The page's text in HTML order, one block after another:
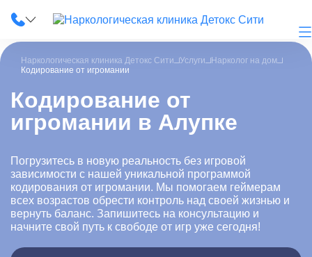
О клинике
Цены
Лицензии
Наркологическая клиника Детокс Сити Услуги
Нарколог на дом
Кодирование от игромании
Кодирование от
игромании в Алупке
Погрузитесь в новую реальность без игровой
зависимости с нашей уникальной программой
кодирования от игромании. Мы помогаем геймерам
всех возрастов обрести контроль над своей жизнью и
вернуть баланс. Запишитесь на консультацию и
начните свой путь к свободе от игр уже сегодня!